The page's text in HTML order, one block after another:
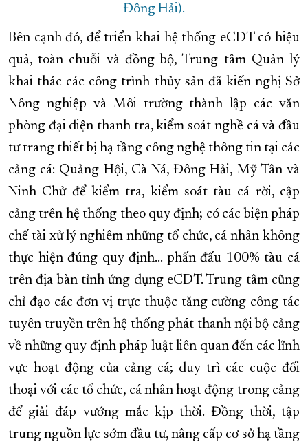
Đông Hải).
Bên cạnh đó, để triển khai hệ thống eCDTcó hiệu
quả, toàn chuỗi và đồng bộ, Trung tâm Quản lý
khai thác các công trình thủy sản đã kiến nghị Sở
Nông nghiệp và Môi trường thành lập các văn
phòng đại diện thanh tra, kiểm soát nghề cá và đầu
tư trang thiết bị hạ tầng công nghệ thông tin tại các
cảng cá: Quảng Hội, Cà Ná, Đông Hải, Mỹ Tân và
Ninh Chử để kiểm tra, kiểm soát tàu cá rời, cập
cảng trên hệ thống theo quy định; có các biện pháp
chế tài xử lý nghiêm những tổ chức, cá nhân không
thực hiện đúng quy định… phấn đấu 100% tàu cá
trên địa bàn tỉnh ứng dụng eCDT. Trung tâm cũng
chỉ đạo các đơn vị trực thuộc tăng cường công tác
tuyên truyền trên hệ thống phát thanh nội bộ cảng
về những quy định pháp luật liên quan đến các lĩnh
vực hoạt động của cảng cá; duy trì các cuộc đối
thoại với các tổ chức, cá nhân hoạt động trong cảng
để giải đáp vướng mắc kịp thời. Đồng thời, tập
trung nguồn lực sớm đầu tư, nâng cấp cơ sở hạ tầng